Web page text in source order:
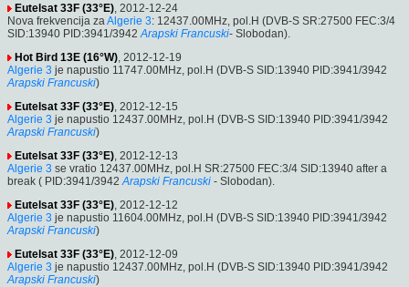
Eutelsat 33F (33°E) , 2012-12-24
Nova frekvencija za Algerie 3: 12437.00MHz, pol.H (DVB-S SR:27500 FEC:3/4
SID:13940 PID:3941/3942 Arapski Francuski- Slobodan).
Hot Bird 13E (16°W) , 2012-12-19
Algerie 3 je napustio 11747.00MHz, pol.H (DVB-S SID:13940 PID:3941/3942
Arapski Francuski)
Eutelsat 33F (33°E) , 2012-12-15
Algerie 3 je napustio 12437.00MHz, pol.H (DVB-S SID:13940 PID:3941/3942
Arapski Francuski)
Eutelsat 33F (33°E) , 2012-12-13
Algerie 3 se vratio 12437.00MHz, pol.H SR:27500 FEC:3/4 SID:13940 after a
break ( PID:3941/3942 Arapski Francuski - Slobodan).
Eutelsat 33F (33°E) , 2012-12-12
Algerie 3 je napustio 11604.00MHz, pol.H (DVB-S SID:13940 PID:3941/3942
Arapski Francuski)
Eutelsat 33F (33°E) , 2012-12-09
Algerie 3 je napustio 12437.00MHz, pol.H (DVB-S SID:13940 PID:3941/3942
Arapski Francuski)